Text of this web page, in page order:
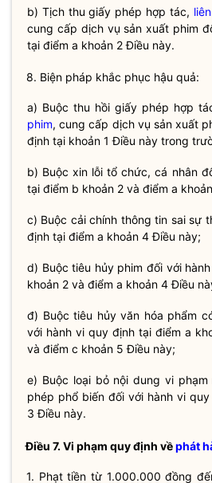
b) Tịch thu giấy phép hợp tác,
cung cấp dịch vụsản xuất phim
tại điểm a khoản 2 Điều này.
8. Biện pháp khắc phục hậu quả:
a) Buộc thu hồi giấy phép hợp
phim, cung cấp dịch vụ sản xuất
định tại khoản 1 Điều này trong
b) Buộc xin lỗitổ chức, cá nhân
tại điểm b khoản 2 và điểm a
c) Buộc cải chính thông tin sai sự
định tại điểm a khoản 4 Điều này;
d) Buộc tiêu hủy phim đối với
khoản 2 và điểm a khoản 4 Điều
đ) Buộc tiêu hủy văn hóa phẩm
với hành vi quy định tại điểm a
và điểm c khoản 5 Điều này;
e) Buộc loại bỏ nội dung vi
phép phổ biến đối với hành vi
3 Điều này.
Điều 7. Vi phạm quy định vềphát
1. Phạt tiền từ 1.000.000 đồng